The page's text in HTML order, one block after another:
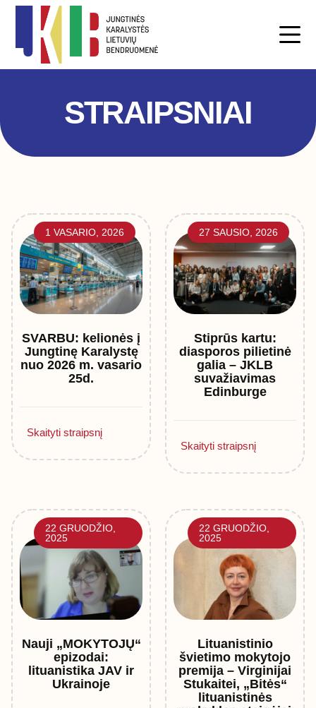
STRAIPSNIAI
1 VASARIO, 2026
SVARBU: kelionės į
Jungtinę Karalystę
nuo 2026 m. vasario
25d.
Skaityti straipsnį
27 SAUSIO, 2026
Stiprūs kartu:
diasporos pilietinė
galia – JKLB
suvažiavimas
Edinburge
Skaityti straipsnį
22 GRUODŽIO,
2025
Nauji „MOKYTOJŲ“
epizodai:
lituanistika JAV ir
Ukrainoje
22 GRUODŽIO,
2025
Lituanistinio
švietimo mokytojo
premija – Virginijai
Stukaitei, „Bitės“
lituanistinės